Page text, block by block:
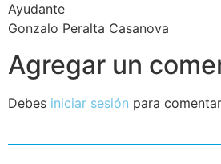
Ayudante
Gonzalo Peralta Casanova
Agregar un
Debes iniciar sesión para